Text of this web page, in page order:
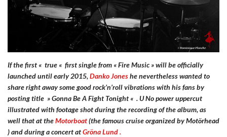
If the first « true « first single from « Fire Music »will be officially
launched until early 2015,DankoJoneshe nevertheless wanted to
share right away some good rock’n’roll vibrations with his fans by
posting title »Gonna Be A Fight Tonight « . UNo power uppercut
illustrated with footage shot during the recording of the album, as
well that at theMotorboat(the famous cruise organized byMotörhead
) and during a concert atGröna Lund.